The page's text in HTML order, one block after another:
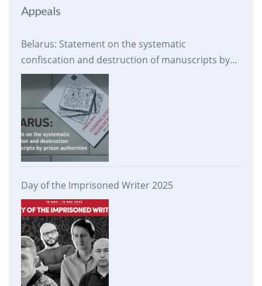
Appeals
Belarus: Statement on the systematic
confiscation and destruction of manuscripts by
prison authorities
Day of the Imprisoned Writer 2025